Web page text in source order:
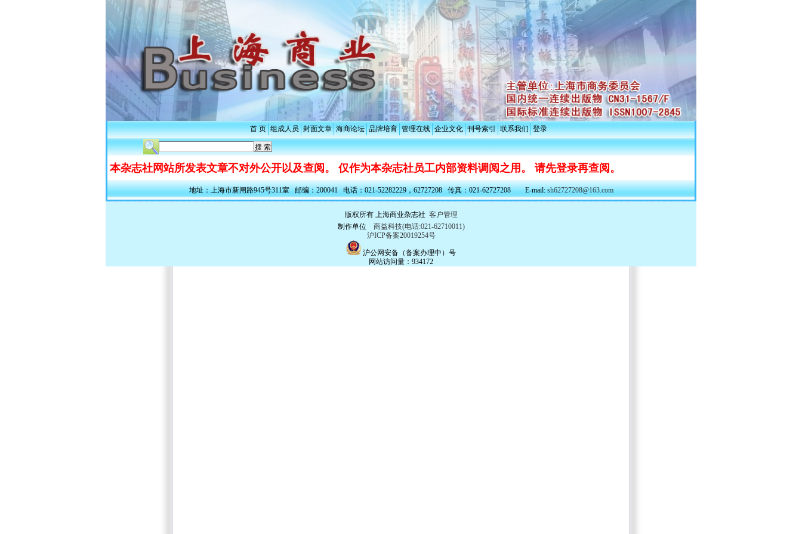
首 页 组成人员 封面文章 海商论坛 品牌培育 管理在线 企业文化 刊号索引 联系我们 登录
本杂志社网站所发表文章不对外公开以及查阅。 仅作为本杂志社员工内部资料调阅之用。 请先登录再查阅。
地址：上海市新闸路945号311室 邮编：200041 电话：021-52282229，62727208 传真：021-62727208 E-mail:sh62727208@163.com
版权所有 上海商业杂志社 客户管理
制作单位 商益科技(电话:021-62710011)
沪ICP备案20019254号
沪公网安备（备案办理中）号
网站访问量：934172